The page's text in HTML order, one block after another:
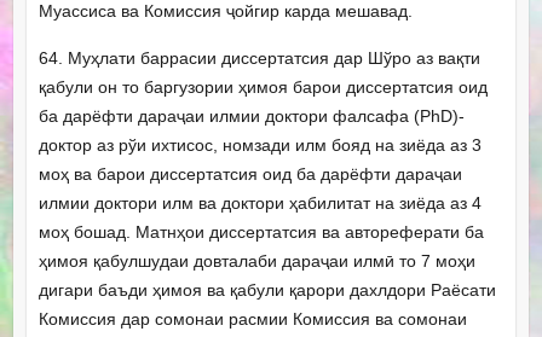
Муассиса ва Комиссия ҷойгир карда мешавад.
64. Муҳлати баррасии диссертатсия дар Шўро аз вақти
қабули он то баргузории ҳимоя барои диссертатсия оид
ба дарёфти дараҷаи илмии доктори фалсафа (PhD)-
доктор аз рўи ихтисос, номзади илм бояд на зиёда аз 3
моҳ ва барои диссертатсия оид ба дарёфти дараҷаи
илмии доктори илм ва доктори ҳабилитат на зиёда аз 4
моҳ бошад. Матнҳои диссертатсия ва автореферати ба
ҳимоя қабулшудаи довталаби дараҷаи илмӣ то 7 моҳи
дигари баъди ҳимоя ва қабули қарори дахлдори Раёсати
Комиссия дар сомонаи расмии Комиссия ва сомонаи